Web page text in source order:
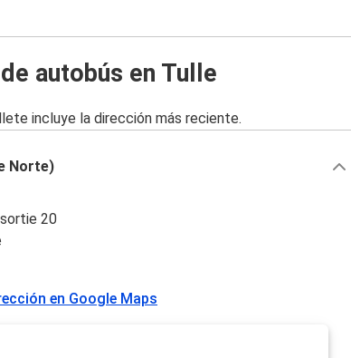
autobús en Tulle
incluye la dirección más reciente.
Norte)
20
en Google Maps